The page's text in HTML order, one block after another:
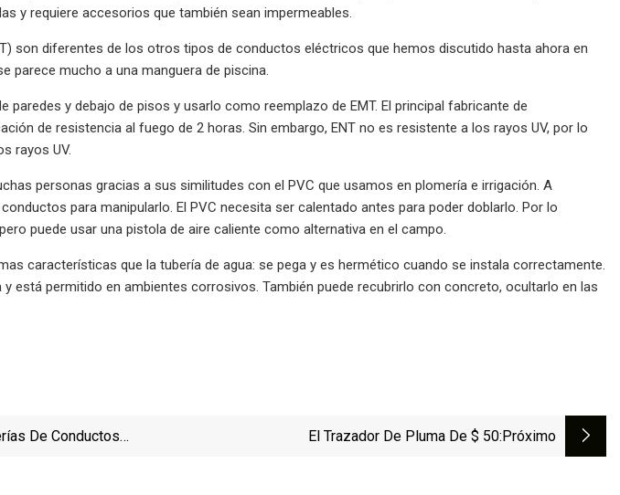
y requiere accesorios que también sean impermeables.
son diferentes de los otros tipos de conductos eléctricos que hemos discutido hasta ahora en
parece mucho a una manguera de piscina.
y debajo de pisos y usarlo como reemplazo de EMT. El principal fabricante de
de resistencia al fuego de 2 horas. Sin embargo, ENT no es resistente a los rayos UV, por lo
rayos UV.
personas gracias a sus similitudes con el PVC que usamos en plomería e irrigación. A
para manipularlo. El PVC necesita ser calentado antes para poder doblarlo. Por lo
puede usar una pistola de aire caliente como alternativa en el campo.
características que la tubería de agua: se pega y es hermético cuando se instala correctamente.
está permitido en ambientes corrosivos. También puede recubrirlo con concreto, ocultarlo en las
De Conductos
El Trazador De Pluma De $ 50:próximo